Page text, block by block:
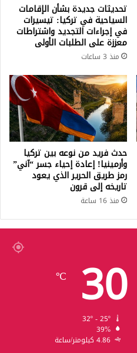
تحديثات جديدة بشأن الإقامات
السياحية في تركيا: تيسيرات
في إجراءات التجديد واشتراطات
معززة على الطلبات الأولى
منذ 3 ساعات
حدث فريد من نوعه بين تركيا
وأرمينيا! إعادة إحياء جسر “آني”
رمز طريق الحرير الذي يعود
تاريخه إلى قرون
منذ 16 ساعة
30
℃
39%
4.86 كيلومتر/ساعة